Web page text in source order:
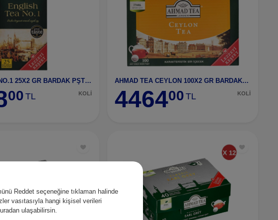
AHMAD TEA NO.1 25X2 GR BARDAK PŞT ÇAY-1703 12 ADET
00 TL KOLİ
AHMAD TEA CEYLON 100X2 GR BARDAK POŞET ÇAY-1222 12 ADET
446400 TL KOLİ
Reddet seçeneğine tıklaman halinde
vasıtasıyla hangi kişisel verileri
ulaşabilirsin.